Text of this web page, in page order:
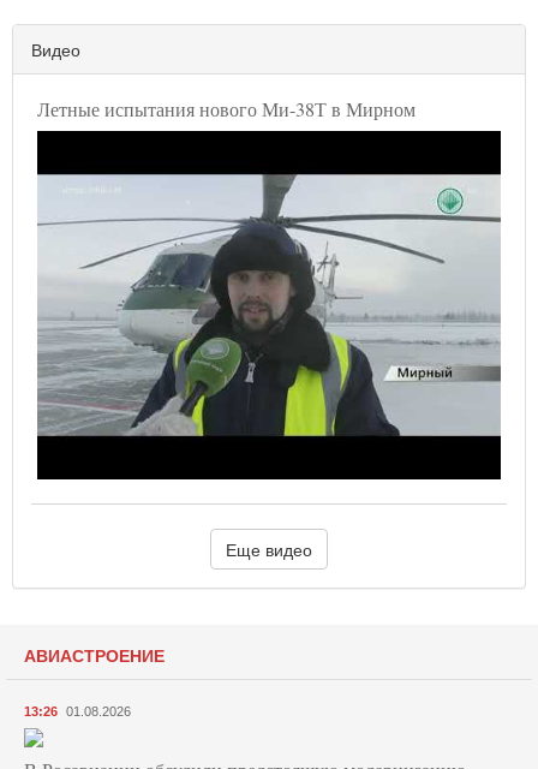
Видео
Летные испытания нового Ми-38Т в Мирном
Еще видео
АВИАСТРОЕНИЕ
13:26 01.08.2026